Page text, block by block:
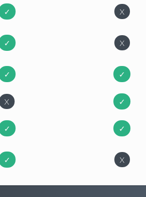
✓ X
✓ X
✓ ✓
X ✓
✓ ✓
✓ X